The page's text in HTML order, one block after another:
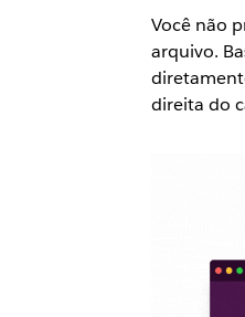
Você não
arquivo.
direita do